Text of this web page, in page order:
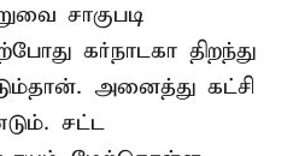
சாகுபடி
கர்நாடகா திறந்து
அனைத்து கட்சி
சட்ட